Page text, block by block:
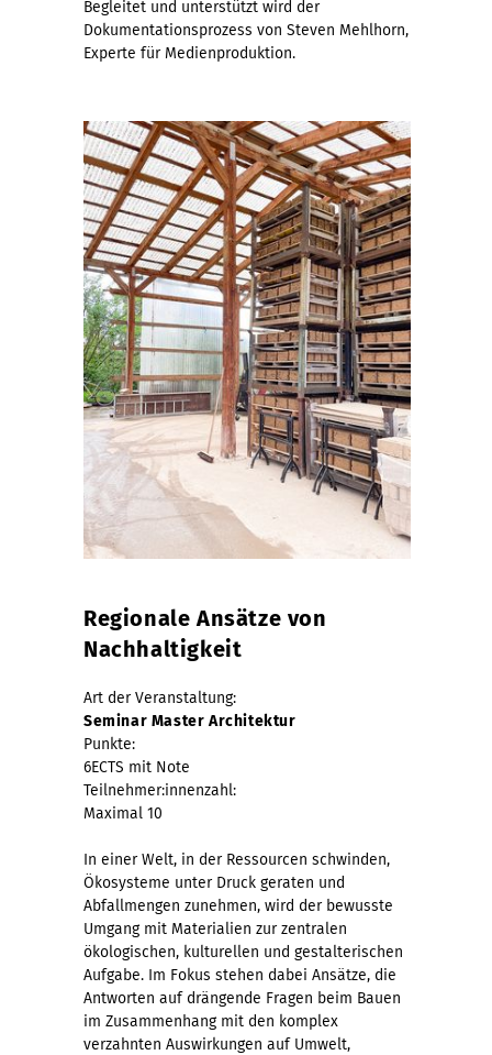
Begleitet und unterstützt wird der
Dokumentationsprozess von Steven Mehlhorn,
Experte für Medienproduktion.
Regionale Ansätze von
Nachhaltigkeit
Art der Veranstaltung:
Seminar Master Architektur
Punkte:
6ECTS mit Note
Teilnehmer:innenzahl:
Maximal 10
In einer Welt, in der Ressourcen schwinden,
Ökosysteme unter Druck geraten und
Abfallmengen zunehmen, wird der bewusste
Umgang mit Materialien zur zentralen
ökologischen, kulturellen und gestalterischen
Aufgabe. Im Fokus stehen dabei Ansätze, die
Antworten auf drängende Fragen beim Bauen
im Zusammenhang mit den komplex
verzahnten Auswirkungen auf Umwelt,